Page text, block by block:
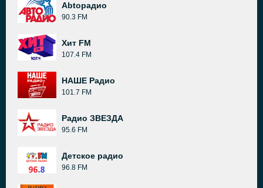
Abtoрадио
90.3 FM
Хит FM
107.4 FM
НАШЕ Радио
101.7 FM
Радио ЗВЕЗДА
95.6 FM
Детское радио
96.8 FM